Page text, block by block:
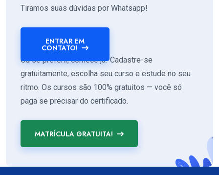
Tiramos suas dúvidas por Whatsapp!
ENTRAR EM
CONTATO!
Ou se preferir, comece já! Cadastre-se
gratuitamente, escolha seu curso e estude no seu
ritmo. Os cursos são 100% gratuitos — você só
paga se precisar do certificado.
MATRÍCULA GRATUITA!